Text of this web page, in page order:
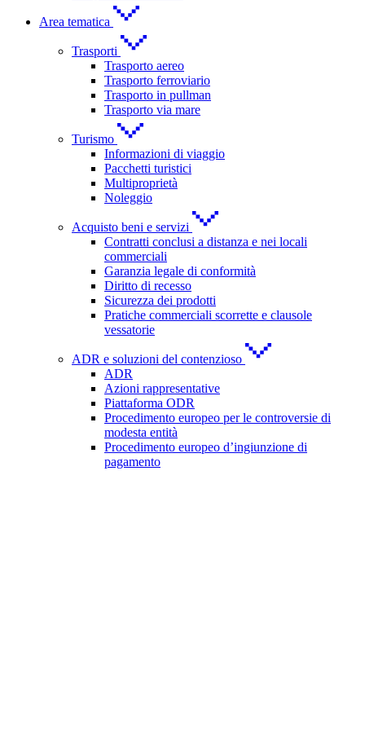
Area tematica
Trasporti
Trasporto aereo
Trasporto ferroviario
Trasporto in pullman
Trasporto via mare
Turismo
Informazioni di viaggio
Pacchetti turistici
Multiproprietà
Noleggio
Acquisto beni e servizi
Contratti conclusi a distanza e nei locali
commerciali
Garanzia legale di conformità
Diritto di recesso
Sicurezza dei prodotti
Pratiche commerciali scorrette e clausole
vessatorie
ADR e soluzioni del contenzioso
ADR
Azioni rappresentative
Piattaforma ODR
Procedimento europeo per le controversie di
modesta entità
Procedimento europeo d’ingiunzione di
pagamento